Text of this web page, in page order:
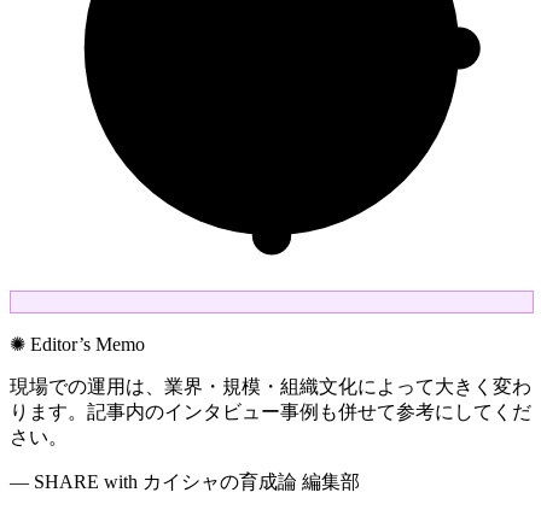
✺ Editor’s Memo
現場での運用は、業界・規模・組織文化によって大きく変わ
ります。記事内のインタビュー事例も併せて参考にしてくだ
さい。
— SHARE with カイシャの育成論 編集部